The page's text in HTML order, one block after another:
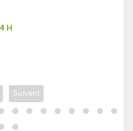
H
Suivant